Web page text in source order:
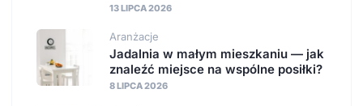
13 LIPCA 2026
Aranżacje
Jadalnia w małym mieszkaniu — jak
znaleźć miejsce na wspólne posiłki?
8 LIPCA 2026